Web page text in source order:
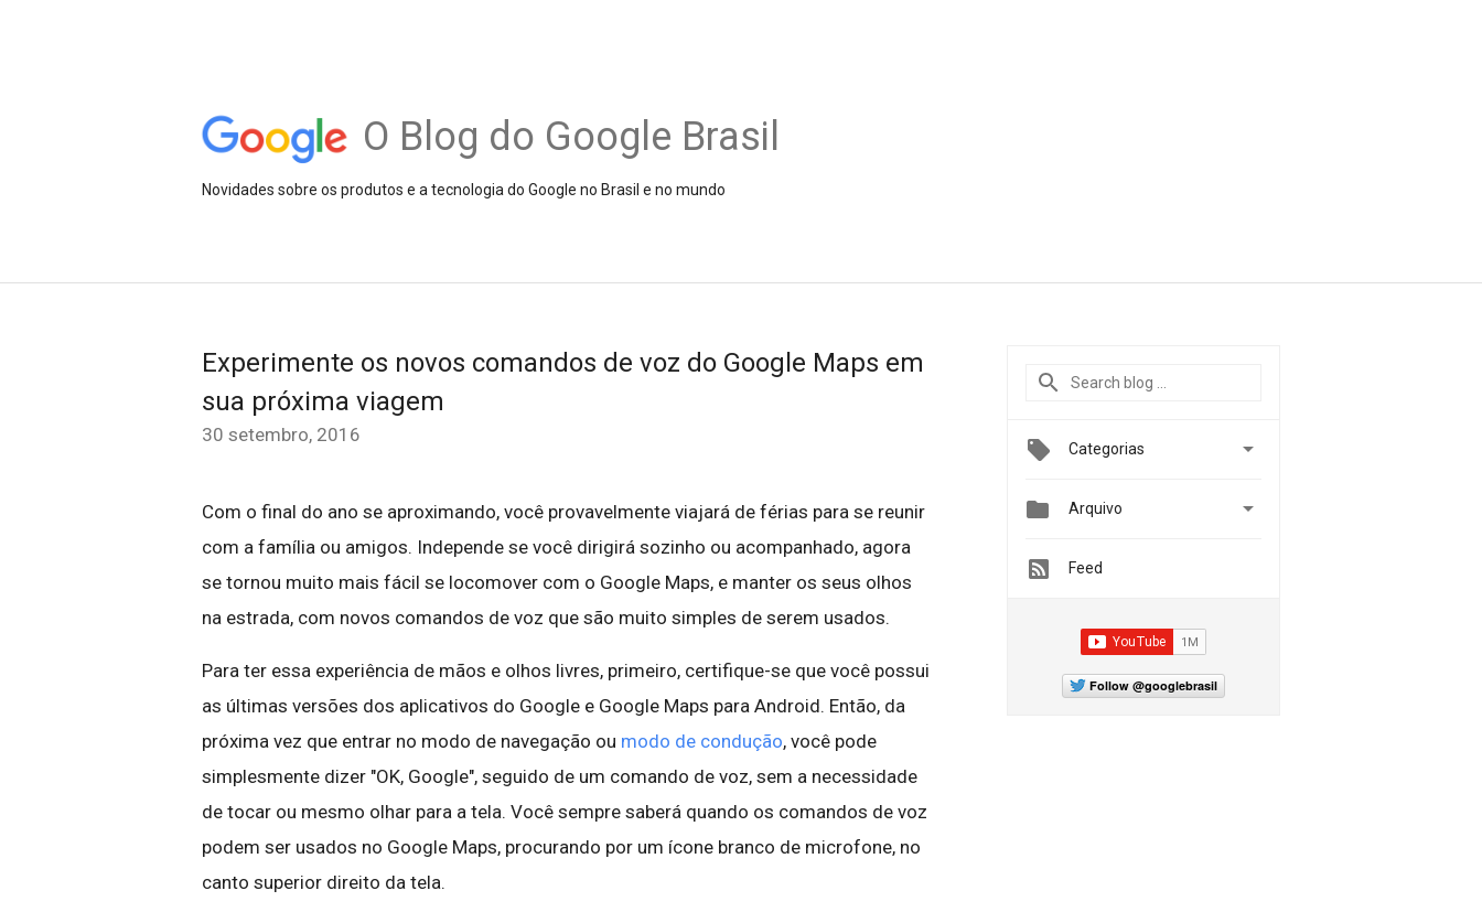
O Blog do Google Brasil
Novidades sobre os produtos e a tecnologia do Google no Brasil e no mundo
Experimente os novos comandos de voz do Google Maps em
sua próxima viagem
30 setembro, 2016
Com o final do ano se aproximando, você provavelmente viajará de férias para se reunir
com a família ou amigos. Independe se você dirigirá sozinho ou acompanhado, agora
se tornou muito mais fácil se locomover com o Google Maps, e manter os seus olhos
na estrada, com novos comandos de voz que são muito simples de serem usados.
Para ter essa experiência de mãos e olhos livres, primeiro, certifique-se que você possui
as últimas versões dos aplicativos do Google e Google Maps para Android. Então, da
próxima vez que entrar no modo de navegação ou modo de condução, você pode
simplesmente dizer "OK, Google", seguido de um comando de voz, sem a necessidade
de tocar ou mesmo olhar para a tela. Você sempre saberá quando os comandos de voz
podem ser usados no Google Maps, procurando por um ícone branco de microfone, no
canto superior direito da tela.
Categorias 
 Arquivo 
Feed
Follow @googlebrasil